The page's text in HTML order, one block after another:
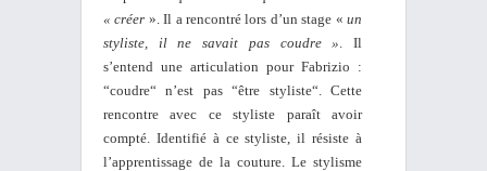
« créer ». Il a rencontré lors d’un stage «un
styliste, il ne savait pas coudre ». Il
s’entend une articulation pour Fabrizio :
“coudre“ n’est pas “être styliste“. Cette
rencontre avec ce styliste paraît avoir
compté. Identifié à ce styliste, il résiste à
l’apprentissage de la couture. Le stylisme